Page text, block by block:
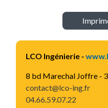
LCO Ingénierie -
8 bd Marechal Joffre -
contact@lco-ing.fr
04.66.59.07.22